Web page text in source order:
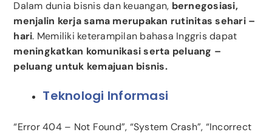
Dalam dunia bisnis dan keuangan, bernegosiasi,
menjalin kerja sama merupakan rutinitas sehari –
hari. Memiliki keterampilan bahasa Inggris dapat
meningkatkan komunikasi serta peluang –
peluang untuk kemajuan bisnis.
Teknologi Informasi
“Error 404 – Not Found”, “System Crash”, “Incorrect